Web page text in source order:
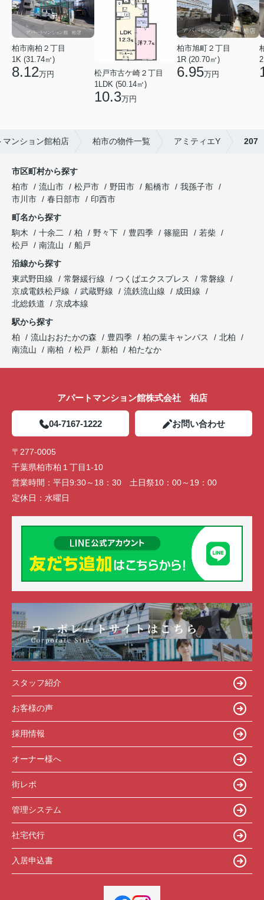
柏市南柏２丁目
1K (31.74㎡)
8.12万円
松戸市古ケ崎２丁目
1LDK (50.14㎡)
10.3万円
柏市旭町２丁目
1R (20.70㎡)
6.95万円
マンション館柏店 柏市の物件一覧 アミティエY 207
市区町村から探す
柏市
流山市 松戸市 野田市 船橋市
我孫子市
市川市
春日部市
印西市
町名から探す
駒木
十余二 柏 野々下 豊四季 篠籠田
若柴
松戸
南流山
船戸
沿線から探す
東武野田線
常磐緩行線 つくばエクスプレス
常磐線
京成電鉄松戸線
武蔵野線 流鉄流山線
成田線
北総鉄道
京成本線
駅から探す
柏
流山おおたかの森 豊四季 柏の葉キャンパス
北柏
南流山
南柏 松戸 新柏 柏たなか
アパートマンション館株式会社 柏店
04-7167-1222 お問い合わせ
〒277-0005
千葉県柏市柏１丁目1-10
営業時間： 平日9:30～18：30 土日祭10：00～19：00
定休日： 水曜日
スタッフ紹介
お客様の声
採用情報
オーナー様へ
街レポ
管理システム
社宅代行
入居申込書